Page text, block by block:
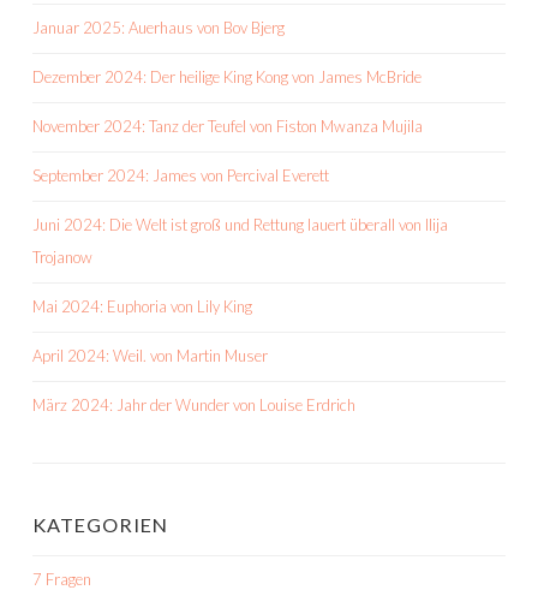
Januar 2025: Auerhaus von Bov Bjerg
Dezember 2024: Der heilige King Kong von James McBride
November 2024: Tanz der Teufel von Fiston Mwanza Mujila
September 2024: James von Percival Everett
Juni 2024: Die Welt ist groß und Rettung lauert überall von Ilija
Trojanow
Mai 2024: Euphoria von Lily King
April 2024: Weil. von Martin Muser
März 2024: Jahr der Wunder von Louise Erdrich
KATEGORIEN
7 Fragen